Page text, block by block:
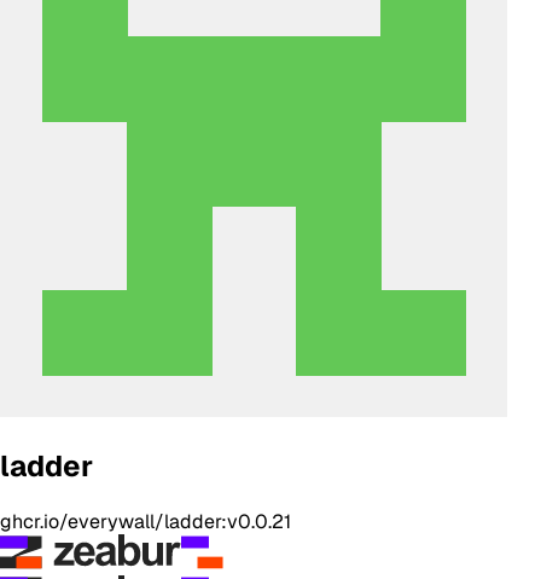
ladder
ghcr.io/everywall/ladder:v0.0.21